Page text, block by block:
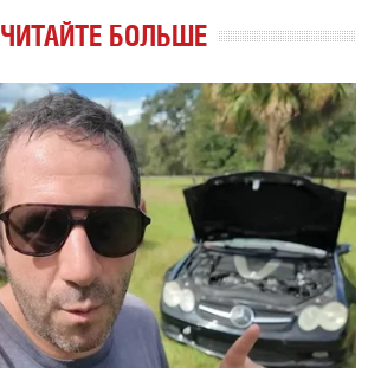
ЧИТАЙТЕ БОЛЬШЕ